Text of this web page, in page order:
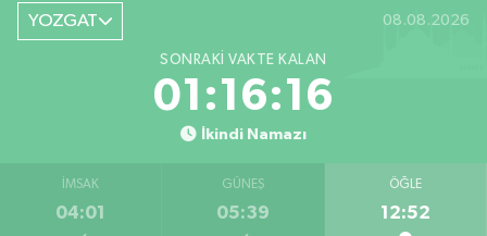
YOZGAT 08.08.2026
SONRAKI VAKTE KALAN
01:16:16
İkindi Namazı
İMSAK
04:01
GÜNEŞ
05:39
ÖĞLE
12:52